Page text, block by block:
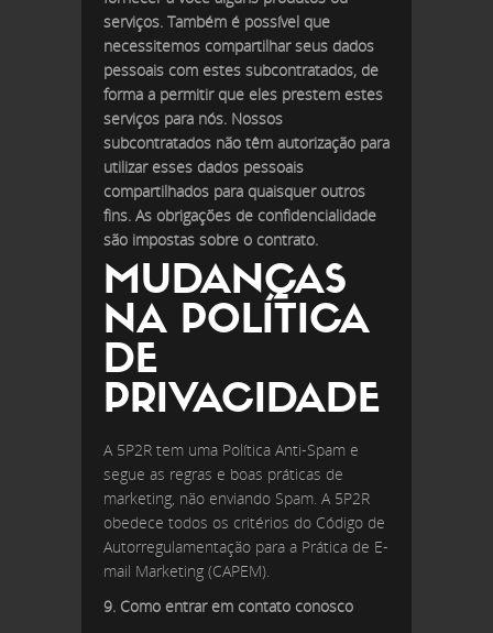
serviços. Também é possível que
necessitemos compartilhar seus dados
pessoais com estes subcontratados, de
forma a permitir que eles prestem estes
serviços para nós. Nossos
subcontratados não têm autorização para
utilizar esses dados pessoais
compartilhados para quaisquer outros
fins. As obrigações de confidencialidade
são impostas sobre o contrato.
MUDANÇAS
NA POLÍTICA
DE
PRIVACIDADE
A 5P2R tem uma Política Anti-Spam e
segue as regras e boas práticas de
marketing, não enviando Spam. A 5P2R
obedece todos os critérios do Código de
Autorregulamentação para a Prática de E-
mail Marketing (CAPEM).
9. Como entrar em contato conosco